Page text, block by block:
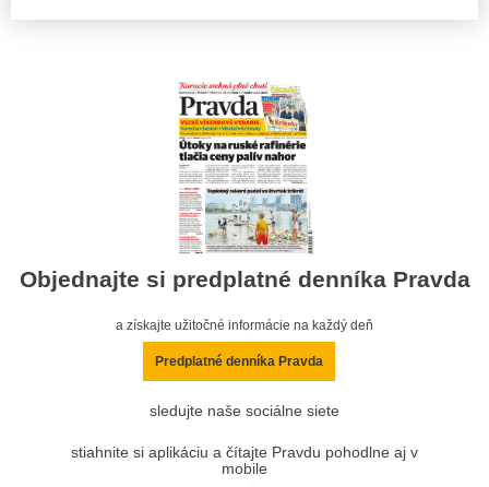
Objednajte si predplatné denníka Pravda
a získajte užitočné informácie na každý deň
Predplatné denníka Pravda
sledujte naše sociálne siete
stiahnite si aplikáciu a čítajte Pravdu pohodlne aj v
mobile